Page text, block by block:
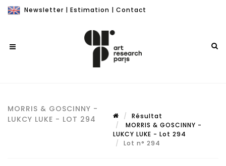
Newsletter | Estimation | Contact
MORRIS & GOSCINNY -
LUKCY LUKE - LOT 294
Résultat
MORRIS & GOSCINNY -
LUKCY LUKE - Lot 294
Lot n° 294